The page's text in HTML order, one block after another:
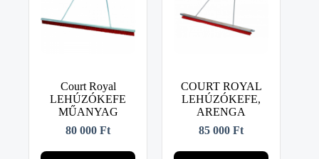
Court Royal
LEHÚZÓKEFE
MŰANYAG
80 000Ft
COURT ROYAL
LEHÚZÓKEFE,
ARENGA
85 000Ft